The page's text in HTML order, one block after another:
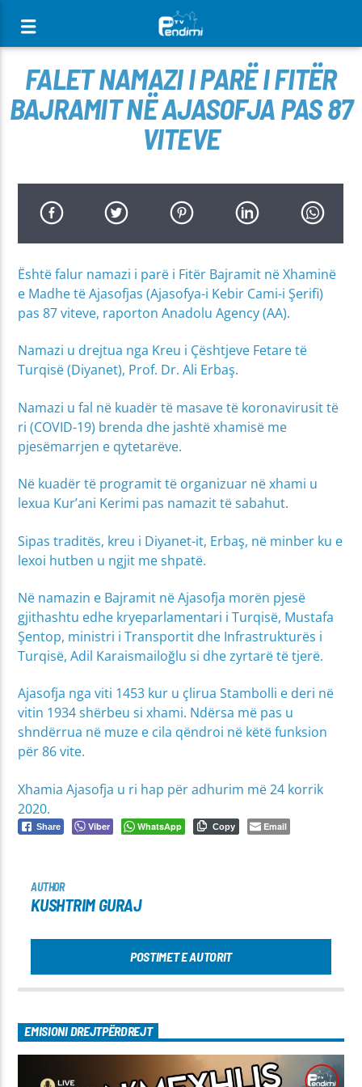
FALET NAMAZI I PARË I FITËR
BAJRAMIT NË AJASOFJA PAS 87
VITEVE
Është falur namazi i parë i Fitër Bajramit në Xhaminë
e Madhe të Ajasofjas (Ajasofya-i Kebir Cami-i Şerifi)
pas 87 viteve, raporton Anadolu Agency (AA).
Namazi u drejtua nga Kreu i Çështjeve Fetare të
Turqisë (Diyanet), Prof. Dr. Ali Erbaş.
Namazi u fal në kuadër të masave të koronavirusit të
ri (COVID-19) brenda dhe jashtë xhamisë me
pjesëmarrjen e qytetarëve.
Në kuadër të programit të organizuar në xhami u
lexua Kur’ani Kerimi pas namazit të sabahut.
Sipas traditës, kreu i Diyanet-it, Erbaş, në minber ku e
lexoi hutben u ngjit me shpatë.
Në namazin e Bajramit në Ajasofja morën pjesë
gjithashtu edhe kryeparlamentari i Turqisë, Mustafa
Şentop, ministri i Transportit dhe Infrastrukturës i
Turqisë, Adil Karaismailoğlu si dhe zyrtarë të tjerë.
Ajasofja nga viti 1453 kur u çlirua Stambolli e deri në
vitin 1934 shërbeu si xhami. Ndërsa më pas u
shndërrua në muze e cila qëndroi në këtë funksion
për 86 vite.
Xhamia Ajasofja u ri hap për adhurim më 24 korrik
2020.
Share Viber WhatsApp Copy Email
AUTHOR
KUSHTRIM GURAJ
POSTIMET E AUTORIT
EMISIONI DREJTPËRDREJT